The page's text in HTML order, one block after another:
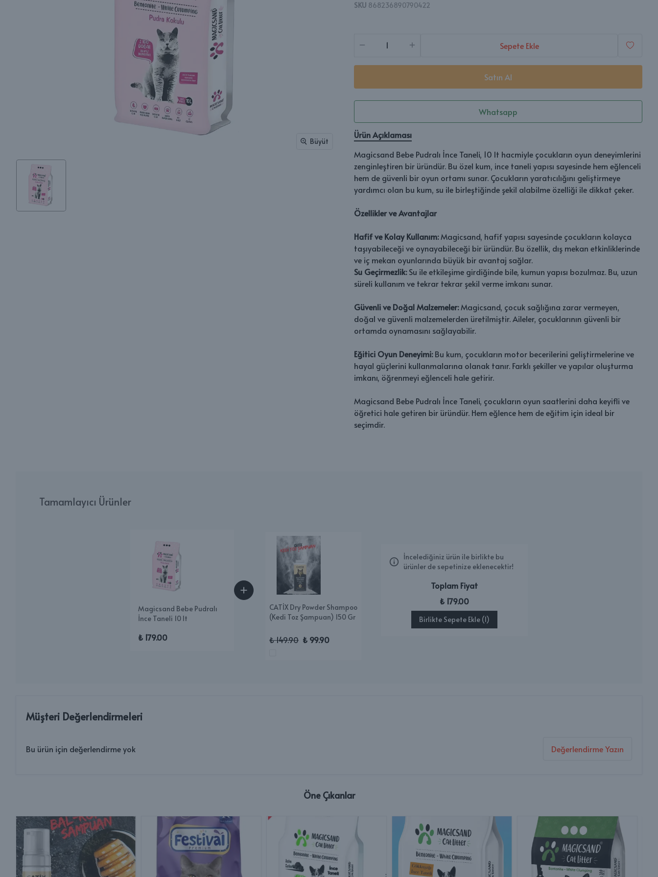
Büyüt
SKU 868236890790422
Sepete Ekle
Satın Al
Whatsapp
Ürün Açıklaması
Magicsand Bebe Pudralı İnce Taneli, 10 lt hacmiyle çocukların oyun deneyimlerini
zenginleştiren bir üründür. Bu özel kum, ince taneli yapısı sayesinde hem eğlenceli
hem de güvenli bir oyun ortamı sunar. Çocukların yaratıcılığını geliştirmeye
yardımcı olan bu kum, su ile birleştiğinde şekil alabilme özelliği ile dikkat çeker.
Özellikler ve Avantajlar
Hafif ve Kolay Kullanım:Magicsand, hafif yapısı sayesinde çocukların kolayca
taşıyabileceği ve oynayabileceği bir üründür. Bu özellik, dış mekan etkinliklerinde
ve iç mekan oyunlarında büyük bir avantaj sağlar.
Su Geçirmezlik:Su ile etkileşime girdiğinde bile, kumun yapısı bozulmaz. Bu, uzun
süreli kullanım ve tekrar tekrar şekil verme imkanı sunar.
Güvenli ve Doğal Malzemeler:Magicsand, çocuk sağlığına zarar vermeyen,
doğal ve güvenli malzemelerden üretilmiştir. Aileler, çocuklarının güvenli bir
ortamda oynamasını sağlayabilir.
Eğitici Oyun Deneyimi:Bu kum, çocukların motor becerilerini geliştirmelerine ve
hayal güçlerini kullanmalarına olanak tanır. Farklı şekiller ve yapılar oluşturma
imkanı, öğrenmeyi eğlenceli hale getirir.
Magicsand Bebe Pudralı İnce Taneli, çocukların oyun saatlerini daha keyifli ve
öğretici hale getiren bir üründür. Hem eğlence hem de eğitim için ideal bir
seçimdir.
Tamamlayıcı Ürünler
Magicsand Bebe Pudralı
İnce Taneli 10 lt
₺ 179.00
CATİX Dry Powder Shampoo
(Kedi Toz Şampuan) 150 Gr
₺ 149.90 ₺ 99.90
İncelediğiniz ürün ile birlikte bu
ürünler de sepetinize eklenecektir!
Toplam Fiyat
₺ 179.00
Birlikte Sepete Ekle (1)
Müşteri Değerlendirmeleri
Bu ürün için değerlendirme yok Değerlendirme Yazın
Öne Çıkanlar